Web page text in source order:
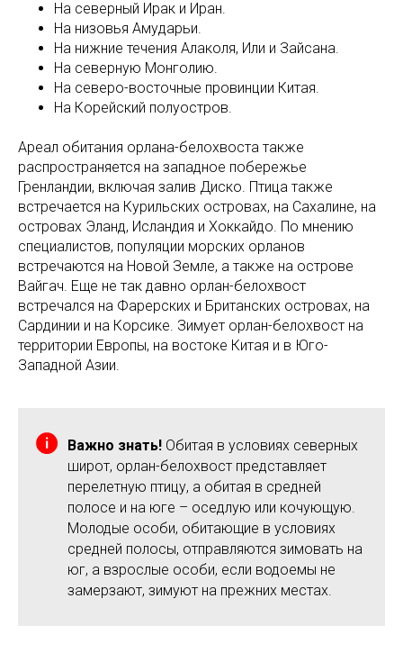
На северный Ирак и Иран.
На низовья Амударьи.
На нижние течения Алаколя, Или и Зайсана.
На северную Монголию.
На северо-восточные провинции Китая.
На Корейский полуостров.
Ареал обитания орлана-белохвоста также
распространяется на западное побережье
Гренландии, включая залив Диско. Птица также
встречается на Курильских островах, на Сахалине, на
островах Эланд, Исландия и Хоккайдо. По мнению
специалистов, популяции морских орланов
встречаются на Новой Земле, а также на острове
Вайгач. Еще не так давно орлан-белохвост
встречался на Фарерских и Британских островах, на
Сардинии и на Корсике. Зимует орлан-белохвост на
территории Европы, на востоке Китая и в Юго-
Западной Азии.
Важно знать! Обитая в условиях северных
широт, орлан-белохвост представляет
перелетную птицу, а обитая в средней
полосе и на юге – оседлую или кочующую.
Молодые особи, обитающие в условиях
средней полосы, отправляются зимовать на
юг, а взрослые особи, если водоемы не
замерзают, зимуют на прежних местах.